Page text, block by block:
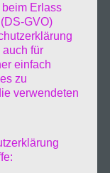
Erlass
GVO)
für
einfach
zu
verwendeten